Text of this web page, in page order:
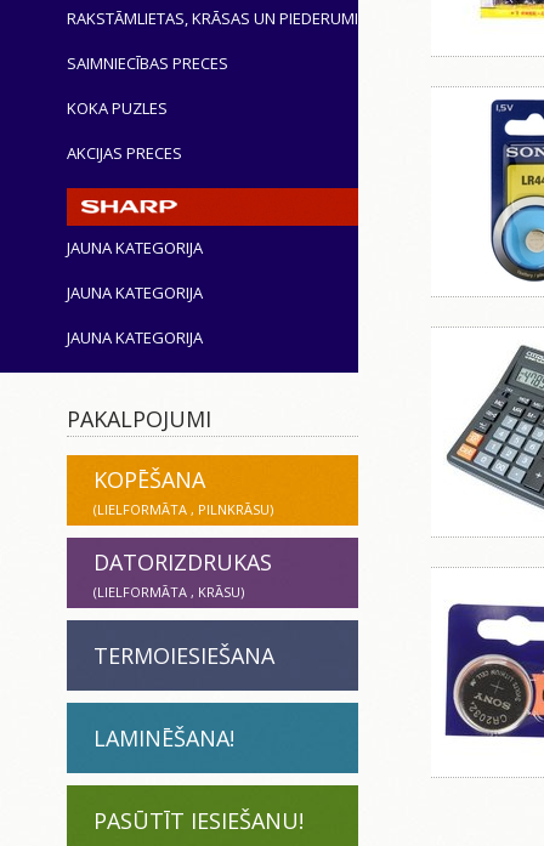
RAKSTĀMLIETAS, KRĀSAS UN PIEDERUMI
SAIMNIECĪBAS PRECES
KOKA PUZLES
AKCIJAS PRECES
JAUNA KATEGORIJA
JAUNA KATEGORIJA
JAUNA KATEGORIJA
PAKALPOJUMI
KOPĒŠANA
(LIELFORMĀTA , PILNKRĀSU)
DATORIZDRUKAS
(LIELFORMĀTA , KRĀSU)
TERMOIESIEŠANA
LAMINĒŠANA!
PASŪTĪT IESIEŠANU!